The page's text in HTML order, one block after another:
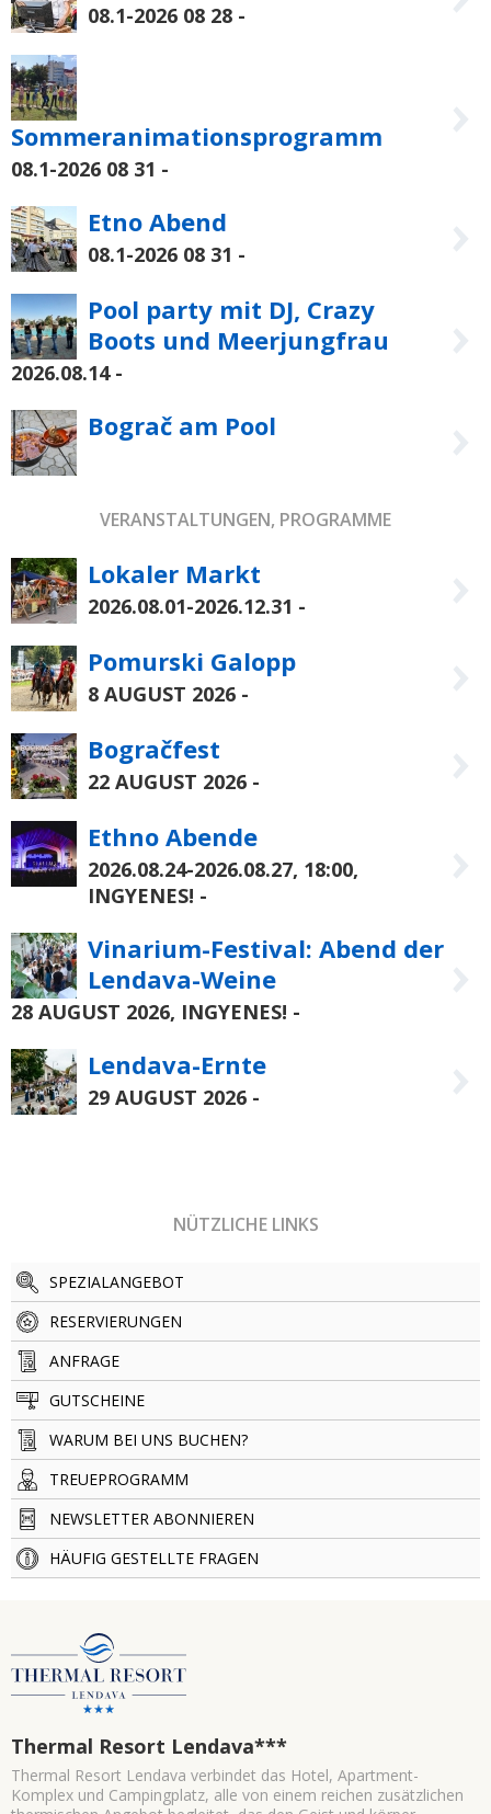
08.1-2026 08 28 -
Sommeranimationsprogramm
08.1-2026 08 31 -
Etno Abend
08.1-2026 08 31 -
Pool party mit DJ, Crazy
Boots und Meerjungfrau
2026.08.14-
Bograč am Pool
VERANSTALTUNGEN, PROGRAMME
Lokaler Markt
2026.08.01-2026.12.31 -
Pomurski Galopp
8 AUGUST 2026 -
Bogračfest
22 AUGUST 2026 -
Ethno Abende
2026.08.24-2026.08.27, 18:00,
INGYENES! -
Vinarium-Festival: Abend der
Lendava-Weine
28 AUGUST 2026, INGYENES! -
Lendava-Ernte
29 AUGUST 2026 -
NÜTZLICHE LINKS
SPEZIALANGEBOT
RESERVIERUNGEN
ANFRAGE
GUTSCHEINE
WARUM BEI UNS BUCHEN?
TREUEPROGRAMM
NEWSLETTER ABONNIEREN
HÄUFIG GESTELLTE FRAGEN
Thermal Resort Lendava***
Thermal Resort Lendava verbindet das Hotel, Apartment-
Komplex und Campingplatz, alle von einem reichen zusätzlichen